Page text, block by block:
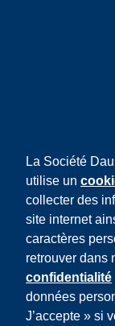
La Société
utilise un
collecter des
site internet
caractères
retrouver dans
confidentialité
données
J’accepte » si